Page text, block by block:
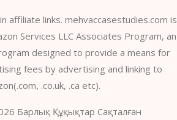
affiliate links. mehvaccasestudies.com is
Services LLC Associates Program, an
designed to provide a means for
fees by advertising and linking to
.co.uk, .ca etc).
Барлық Құқықтар Сақталған